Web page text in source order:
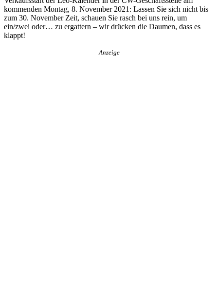
kommenden Montag, 8. November 2021: Lassen Sie sich nicht bis
zum 30. November Zeit, schauen Sie rasch bei uns rein, um
ein/zwei oder… zu ergattern – wir drücken die Daumen, dass es
klappt!
Anzeige